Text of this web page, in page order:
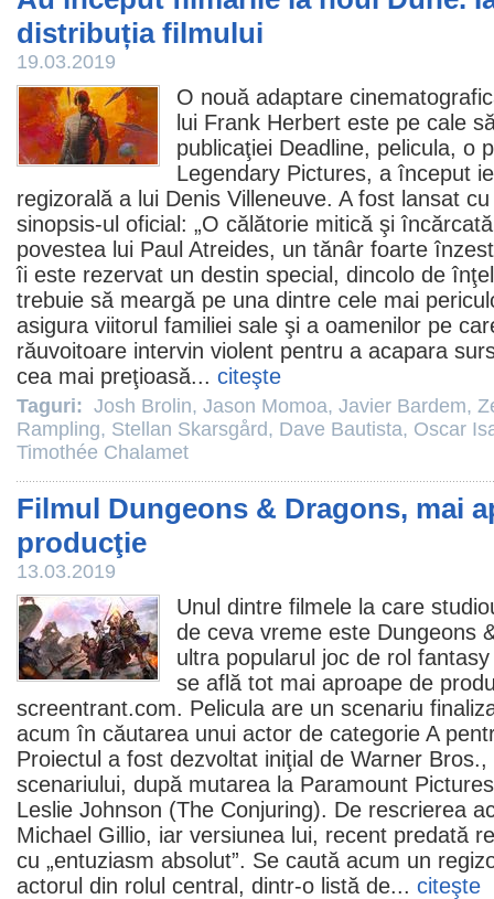
distribuția filmului
19.03.2019
O nouă adaptare
lui Frank Herbert este pe cale
publicaţiei Deadline, pelicula, o
Legendary Pictures, a început
regizorală a lui Denis Villeneuve. A fost lansat
sinopsis-ul oficial: „O călătorie mitică şi
povestea lui Paul Atreides, un tănâr foarte
îi este rezervat un destin special, dincolo de
trebuie să meargă pe una dintre cele mai
asigura viitorul familiei sale şi a oamenilor pe
răuvoitoare intervin violent pentru a acapara
cea mai preţioasă... citeşte
Taguri: Josh Brolin, Jason Momoa, Javier Bardem,
Rampling, Stellan Skarsgård, Dave Bautista, Oscar
Timothée Chalamet
Filmul Dungeons & Dragons, mai
producţie
13.03.2019
Unul dintre filmele la care
de ceva vreme este Dungeons
ultra popularul joc de rol
se află tot mai aproape de
screentrant.com. Pelicula are un scenariu
acum în căutarea unui actor de categorie A
Proiectul a fost dezvoltat iniţial de Warner
scenariului, după mutarea la Paramount
Leslie Johnson (The Conjuring). De rescrierea
Michael Gillio, iar versiunea lui, recent predată
cu „entuziasm absolut”. Se caută acum un
actorul din rolul central, dintr-o listă de... citeşte